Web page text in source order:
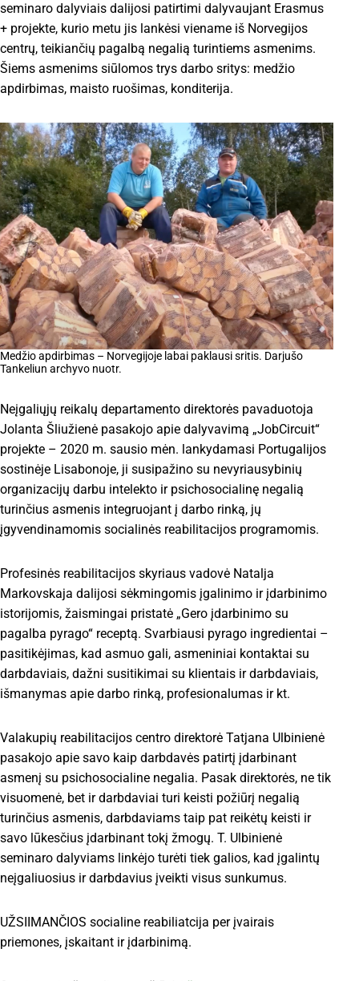
seminaro dalyviais dalijosi patirtimi dalyvaujant Erasmus
+ projekte, kurio metu jis lankėsi viename iš Norvegijos
centrų, teikiančių pagalbą negalią turintiems asmenims.
Šiems asmenims siūlomos trys darbo sritys: medžio
apdirbimas, maisto ruošimas, konditerija.
Medžio apdirbimas – Norvegijoje labai paklausi sritis. Darjušo
Tankeliun archyvo nuotr.
Neįgaliųjų reikalų departamento direktorės pavaduotoja
Jolanta Šliužienė pasakojo apie dalyvavimą „JobCircuit“
projekte – 2020 m. sausio mėn. lankydamasi Portugalijos
sostinėje Lisabonoje, ji susipažino su nevyriausybinių
organizacijų darbu intelekto ir psichosocialinę negalią
turinčius asmenis integruojant į darbo rinką, jų
įgyvendinamomis socialinės reabilitacijos programomis.
Profesinės reabilitacijos skyriaus vadovė Natalja
Markovskaja dalijosi sėkmingomis įgalinimo ir įdarbinimo
istorijomis, žaismingai pristatė „Gero įdarbinimo su
pagalba pyrago“ receptą. Svarbiausi pyrago ingredientai –
pasitikėjimas, kad asmuo gali, asmeniniai kontaktai su
darbdaviais, dažni susitikimai su klientais ir darbdaviais,
išmanymas apie darbo rinką, profesionalumas ir kt.
Valakupių reabilitacijos centro direktorė Tatjana Ulbinienė
pasakojo apie savo kaip darbdavės patirtį įdarbinant
asmenį su psichosocialine negalia. Pasak direktorės, ne tik
visuomenė, bet ir darbdaviai turi keisti požiūrį negalią
turinčius asmenis, darbdaviams taip pat reikėtų keisti ir
savo lūkesčius įdarbinant tokį žmogų. T. Ulbinienė
seminaro dalyviams linkėjo turėti tiek galios, kad įgalintų
neįgaliuosius ir darbdavius įveikti visus sunkumus.
UŽSIIMANČIOS socialine reabiliatcija per įvairais
priemones, įskaitant ir įdarbinimą.